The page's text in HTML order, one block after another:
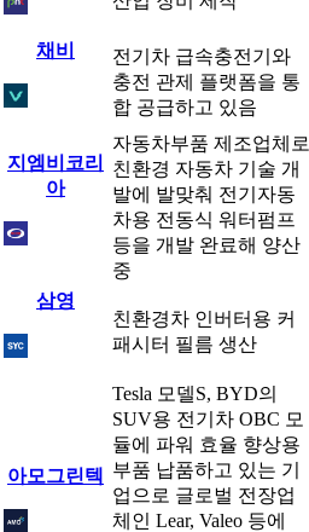
채비
전기차 급속충전기와
충전 관제 플랫폼을 통
합 공급하고 있음
지엠비코리
아
자동차부품 제조업체로
친환경 자동차 기술 개
발에 발맞춰 전기자동
차용 전동식 워터펌프
등을 개발 완료해 양산
중
삼영
친환경차 인버터용 커
패시터 필름 생산
아모그린텍
Tesla 모델S, BYD의
SUV용 전기차 OBC 모
듈에 파워 효율 향상용
부품 납품하고 있는 기
업으로 글로벌 전장업
체인 Lear, Valeo 등에